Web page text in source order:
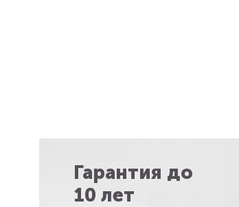
Гарантия до
10 лет